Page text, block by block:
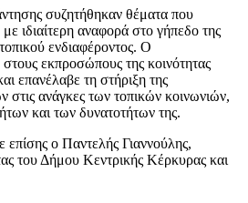
συζητήθηκαν θέματα που
ιδιαίτερη αναφορά στο γήπεδο της
ενδιαφέροντος. Ο
εκπροσώπους της κοινότητας
επανέλαβε τη στήριξη της
στις ανάγκες των τοπικών κοινωνιών,
και των δυνατοτήτων της.
επίσης ο Παντελής Γιαννούλης,
του Δήμου Κεντρικής Κέρκυρας και